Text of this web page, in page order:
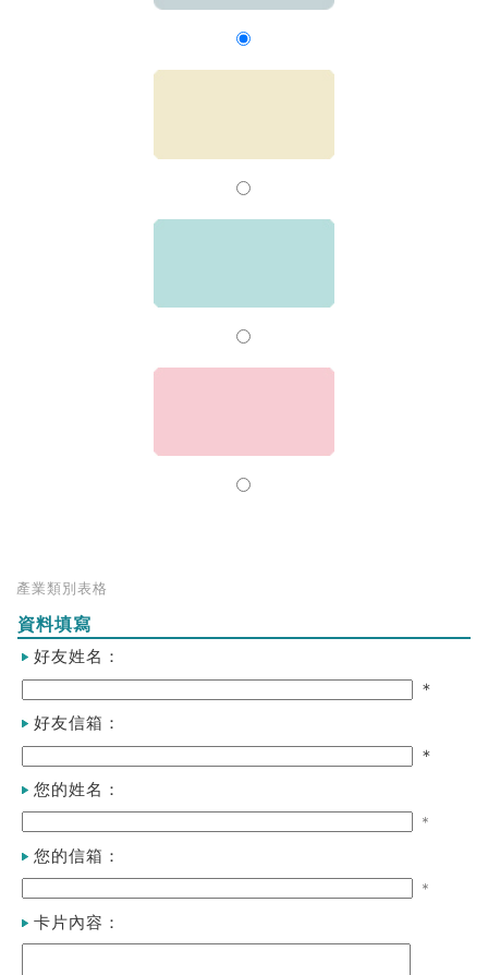
產業類別表格
資料填寫
好友姓名：
＊
好友信箱：
＊
您的姓名：
＊
您的信箱：
＊
卡片內容：